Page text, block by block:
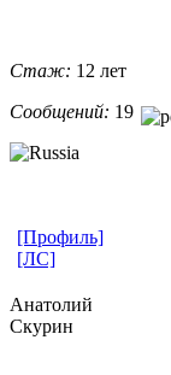
Стаж: 12 лет
Сообщений: 19
[Профиль]
[ЛС]
Анатолий
Скурин